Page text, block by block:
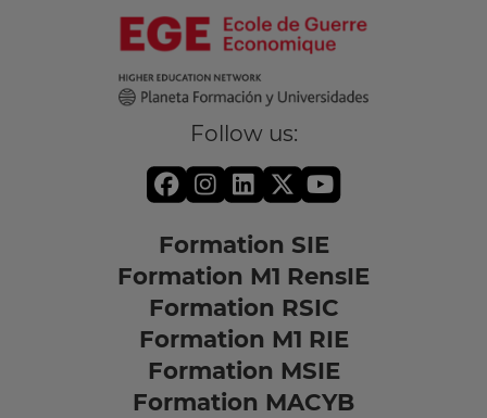
Follow us:
Formation SIE
Formation M1 RensIE
Formation RSIC
Formation M1 RIE
Formation MSIE
Formation MACYB